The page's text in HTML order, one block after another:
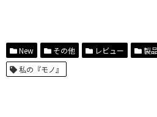
New その他 レビュー 製
私の『モノ』